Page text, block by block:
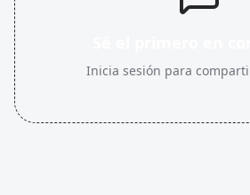
Inicia sesión para